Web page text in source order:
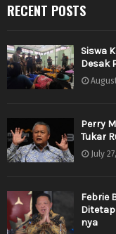
RECENT POSTS
Siswa
Desak
Perry
Tukar
July
Febrie
nya